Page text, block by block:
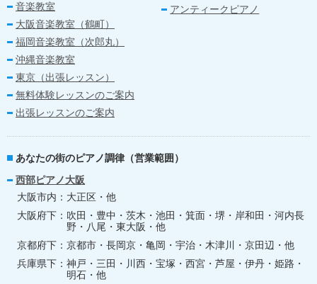
音楽教室
大阪音楽教室（鶴町）
福岡音楽教室（次郎丸）
沖縄音楽教室
東京（出張レッスン）
無料体験レッスンのご案内
出張レッスンのご案内
アンティークピアノ
あなたの街のピアノ調律（営業範囲）
西部ピアノ大阪
大阪市内
大正区・他
大阪府下
吹田・豊中・茨木・池田・箕面・堺・岸和田・河内長
野・八尾・東大阪・他
京都府下
京都市・長岡京・亀岡・宇治・木津川・京田辺・他
兵庫県下
神戸・三田・川西・宝塚・西宮・芦屋・伊丹・姫路・
明石・他